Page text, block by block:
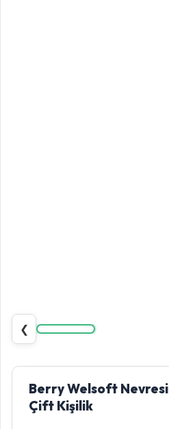
❮
Berry Welsoft
Çift Kişilik